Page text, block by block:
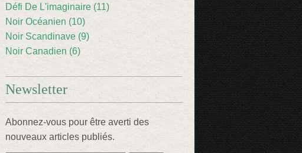
Défi De L'imaginaire (11)
Noir Océanien (10)
Noir Scandinave (9)
Noir Canadien (6)
Newsletter
Abonnez-vous pour être averti des
nouveaux articles publiés.